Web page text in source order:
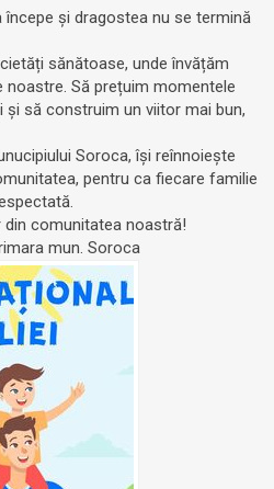
și dragostea nu se termină
sănătoase, unde învățăm
noastre. Să prețuim momentele
și să construim un viitor mai bun,
Soroca, își reînnoiește
pentru ca fiecare familie
comunitatea noastră!
mun. Soroca